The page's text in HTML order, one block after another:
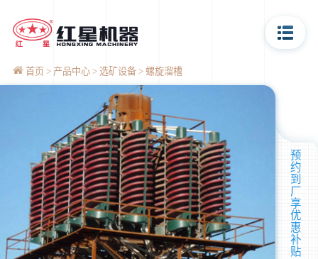
首页 产品中心 选矿设备 螺旋溜槽
预
约
到
厂
享
优
惠
补
贴